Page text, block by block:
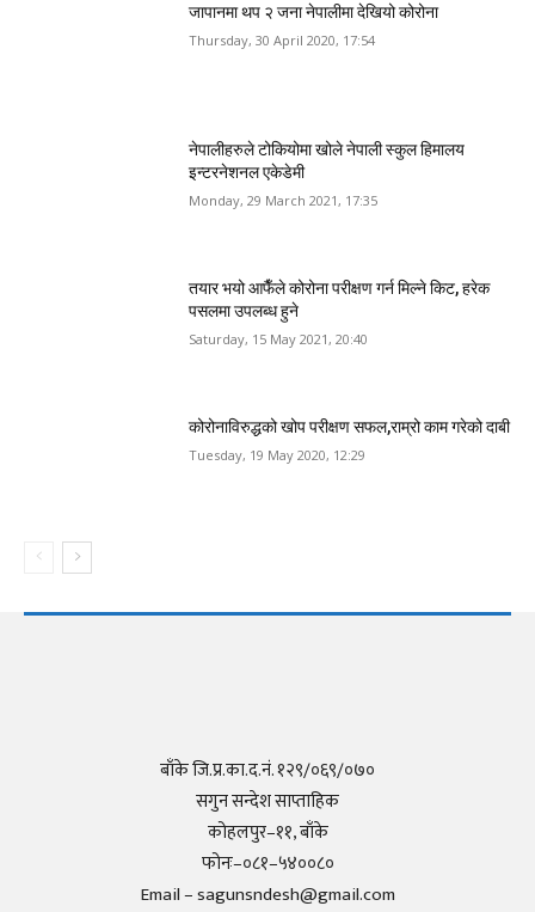
जापानमा थप २ जना नेपालीमा देखियो कोरोना
Thursday, 30 April 2020, 17:54
नेपालीहरुले टोकियोमा खोले नेपाली स्कुल हिमालय
इन्टरनेशनल एकेडेमी
Monday, 29 March 2021, 17:35
तयार भयो आफैँले कोरोना परीक्षण गर्न मिल्ने किट, हरेक
पसलमा उपलब्ध हुने
Saturday, 15 May 2021, 20:40
कोरोनाविरुद्धको खोप परीक्षण सफल,राम्रो काम गरेको दाबी
Tuesday, 19 May 2020, 12:29
बाँके जि.प्र.का.द.नं. १२९/०६९/०७०
सगुन सन्देश साप्ताहिक
कोहलपुर–११, बाँके
फोनः–०८१–५४००८०
Email – sagunsndesh@gmail.com